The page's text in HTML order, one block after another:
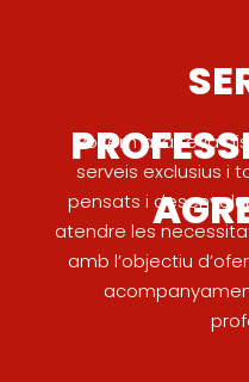
Posem a la teva
serveis exclusius i
pensats i
atendre les
amb l’objectiu